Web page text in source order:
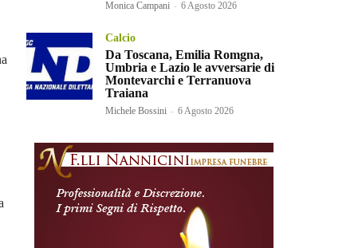
Monica Campani - 6 Agosto 2026
Calcio
Da Toscana, Emilia Romgna,
Umbria e Lazio le avversarie di
Montevarchi e Terranuova
Traiana
Michele Bossini - 6 Agosto 2026